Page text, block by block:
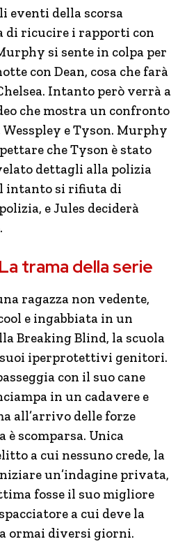
eventi della scorsa
di ricucire i rapporti con
si sente in colpa per
con Dean, cosa che farà
Intanto però verrà a
che mostra un confronto
Wesspley e Tyson. Murphy
che Tyson è stato
dettagli alla polizia
intanto si rifiuta di
e Jules deciderà
trama della serie
ragazza non vedente,
e ingabbiata in un
Breaking Blind, la scuola
suoi iperprotettivi genitori.
con il suo cane
in un cadavere e
all’arrivo delle forze
è scomparsa. Unica
a cui nessuno crede, la
un’indagine privata,
fosse il suo migliore
a cui deve la
ormai diversi giorni.